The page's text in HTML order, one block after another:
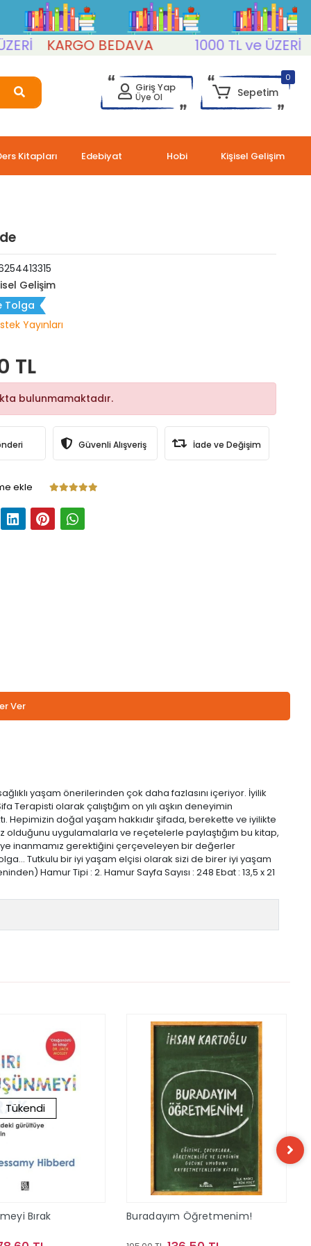
KARGO BEDAVA 1000 TL ve ÜZERİ
Giriş Yap
Üye Ol
0
Sepetim
Kitapları Edebiyat Hobi Kişisel Gelişim
Gelişim
Tolga
Yayınları
TL
bulunmamaktadır.
Güvenli Alışveriş İade ve Değişim
ekle
Ver
yaşam önerilerinden çok daha fazlasını içeriyor. İyilik
Terapisti olarak çalıştığım on yılı aşkın deneyimin
Hepimizin doğal yaşam hakkıdır şifada, berekette ve iyilikte
olduğunu uygulamalarla ve reçetelerle paylaştığım bu kitap,
inanmamız gerektiğini çerçeveleyen bir değerler
Tutkulu bir iyi yaşam elçisi olarak sizi de birer iyi yaşam
Hamur Tipi : 2. Hamur Sayfa Sayısı : 248 Ebat : 13,5 x 21
Tükendi
Bırak Buradayım Öğretmenim!